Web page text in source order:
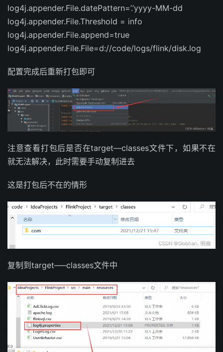
log4j.appender.File.datePattern=’.’yyyy-MM-dd
log4j.appender.File.Threshold = info
log4j.appender.File.append=true
log4j.appender.File.File=d://code/logs/flink/disk.log
配置完成后重新打包即可
注意查看打包后是否在target—classes文件下，如果不在
就无法解决，此时需要手动复制进去
这是打包后不在的情形
复制到target—–classes文件中